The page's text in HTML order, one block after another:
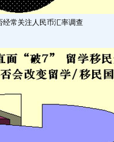
经常关注人民币汇率调查